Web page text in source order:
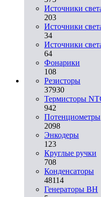
Источники
203
Источники
34
Источники
64
Фонарики
108
Резисторы
37930
Термисторы
942
Потенциометры
2098
Энкодеры
123
Круглые ручки
708
Конденсаторы
48114
Генераторы ВН